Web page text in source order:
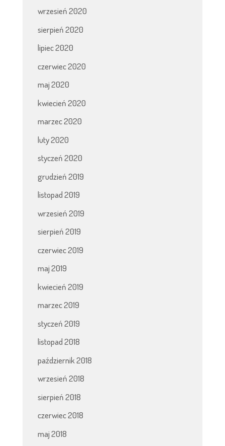
wrzesień 2020
sierpień 2020
lipiec 2020
czerwiec 2020
maj 2020
kwiecień 2020
marzec 2020
luty 2020
styczeń 2020
grudzień 2019
listopad 2019
wrzesień 2019
sierpień 2019
czerwiec 2019
maj 2019
kwiecień 2019
marzec 2019
styczeń 2019
listopad 2018
październik 2018
wrzesień 2018
sierpień 2018
czerwiec 2018
maj 2018